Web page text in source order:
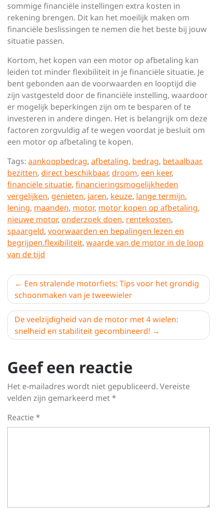
sommige financiële instellingen extra kosten in
rekening brengen. Dit kan het moeilijk maken om
financiële beslissingen te nemen die het beste bij jouw
situatie passen.
Kortom, het kopen van een motor op afbetaling kan
leiden tot minder flexibiliteit in je financiële situatie. Je
bent gebonden aan de voorwaarden en looptijd die
zijn vastgesteld door de financiële instelling, waardoor
er mogelijk beperkingen zijn om te besparen of te
investeren in andere dingen. Het is belangrijk om deze
factoren zorgvuldig af te wegen voordat je besluit om
een motor op afbetaling te kopen.
Tags: aankoopbedrag, afbetaling, bedrag, betaalbaar,
bezitten, direct beschikbaar, droom, een keer,
financiële situatie, financieringsmogelijkheden
vergelijken, genieten, jaren, keuze, lange termijn,
lening, maanden, motor, motor kopen op afbetaling,
nieuwe motor, onderzoek doen, rentekosten,
spaargeld, voorwaarden en bepalingen lezen en
begrijpen.flexibiliteit, waarde van de motor in de loop
van de tijd
Berichtnavigatie
Een stralende motorfiets: Tips voor het grondig
schoonmaken van je tweewieler
De veelzijdigheid van de motor met 4 wielen:
snelheid en stabiliteit gecombineerd!
Geef een reactie
Het e-mailadres wordt niet gepubliceerd. Vereiste
velden zijn gemarkeerd met*
Reactie*